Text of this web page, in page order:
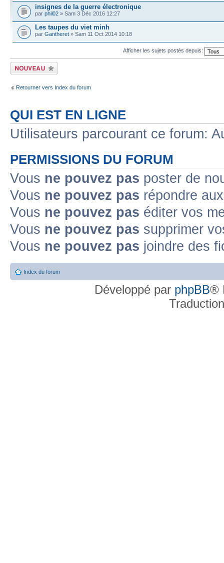
insignes de la guerre électronique
par phil02 » Sam 3 Déc 2016 12:27
Les taupes du viet minh
par Gantheret » Sam 11 Oct 2014 10:18
Afficher les sujets postés depuis:
Écrire un nouveau
sujet
Retourner vers Index du forum
QUI EST EN LIGNE
Utilisateurs parcourant ce forum:
PERMISSIONS DU FORUM
Vous ne pouvez pas poster de
Vous ne pouvez pas répondre
Vous ne pouvez pas éditer vos
Vous ne pouvez pas supprimer
Vous ne pouvez pas joindre des
Index du forum
Développé par phpBB®